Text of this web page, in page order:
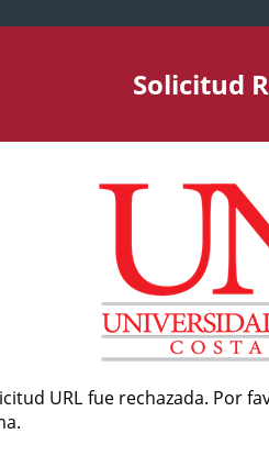
Solicitud
URL fue rechazada. Por